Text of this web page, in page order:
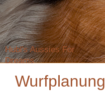
Hubl's Aussies For
Dreams
Wurfplanung